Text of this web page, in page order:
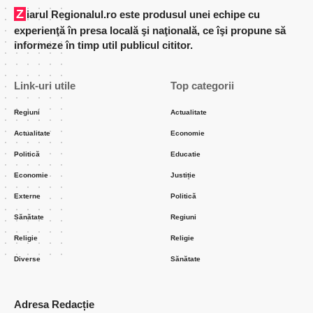
Ziarul Regionalul.ro este produsul unei echipe cu
experienţă în presa locală şi naţională, ce îşi propune să
informeze în timp util publicul cititor.
Link-uri utile
Regiuni
Actualitate
Politică
Economie
Externe
Sănătate
Religie
Diverse
Top categorii
Actualitate
Economie
Educatie
Justiție
Politică
Regiuni
Religie
Sănătate
Adresa Redacție